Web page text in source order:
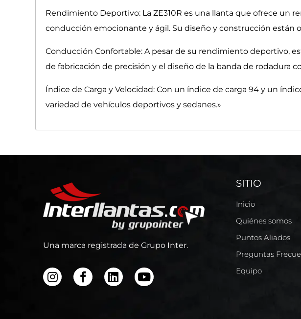
Rendimiento Deportivo: La ZE310R es una llanta que ofrece un
conducción emocionante y ágil. Su diseño y construcción están
Conducción Confortable: A pesar de su rendimiento deportivo,
de fabricación de precisión y el diseño de la banda de rodadura
Índice de Carga y Velocidad: Con un índice de carga 94 y un
variedad de vehículos deportivos y sedanes.»
Una marca registrada de Grupo Inter.
SITIO
Inicio
Quiénes somos
Puntos Aliados
Preguntas
Equipo